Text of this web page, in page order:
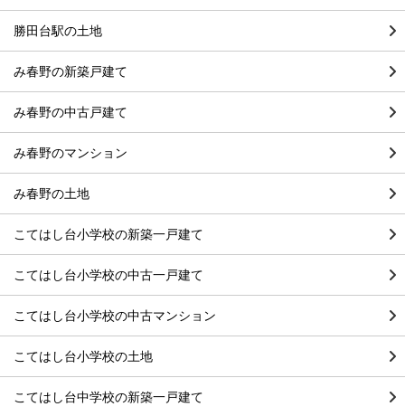
勝田台駅の土地
み春野の新築戸建て
み春野の中古戸建て
み春野のマンション
み春野の土地
こてはし台小学校の新築一戸建て
こてはし台小学校の中古一戸建て
こてはし台小学校の中古マンション
こてはし台小学校の土地
こてはし台中学校の新築一戸建て